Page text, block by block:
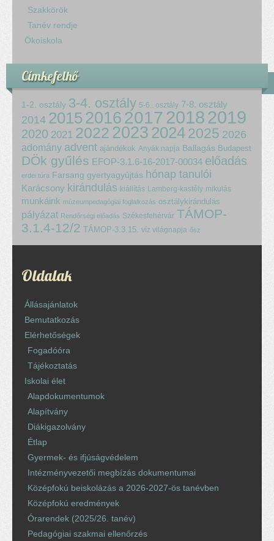
Szakkörök
Tanév rendje
Ökoiskola
Címkefelhő
1-2. osztály 3-4. osztály 5-6.. osztály 7-8. osztály
2014 2015 2016 2017 20182019
2020 2021 2022 2023 20242025 2026
adomány advent ajándékok Anyák napja Ballagás Budapest
DÖk gyűlés EFOP-3.1.6-16-2017-00034 előadás
erdei túra Farsang gyertyagyújtás hónap tanulói
Karácsony kirándulás kiállítás Lamberg-kastély mikulás
munkáink múzeumpedagógiai foglalkozás osztálykirándulás
pályázat Rendőrségi előadás Székesfehérvár TÁMOP-
3.1.4-12/2 TÁMOP-3.3.15. víz világnapja ősz
Oldalak
Állásajánlatok
Bemutatkozás
Elérhetőségek
Fogadóóra
Tájékoztatás
Iskolai élet
Alapdokumentumok
Alapítvány
Diákigazolvány
Étlap
Gyermek- és ifjúságvédelem
Intézményvezetői megbízás dokumentumai
Középfokú beiskolázás a 2026-2027-ös tanévben
Középfokú eredmények
Órarendek (2025/26. tanév)
Pedagógiai szakmai ellenőrzés